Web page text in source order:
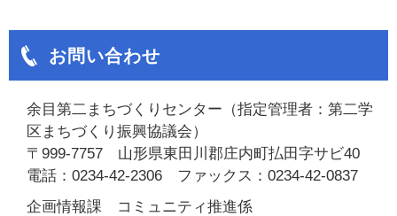
お問い合わせ
余目第二まちづくりセンター（指定管理者：第二学
区まちづくり振興協議会）
〒999-7757 山形県東田川郡庄内町払田字サビ40
電話：0234-42-2306 ファックス：0234-42-0837
企画情報課 コミュニティ推進係